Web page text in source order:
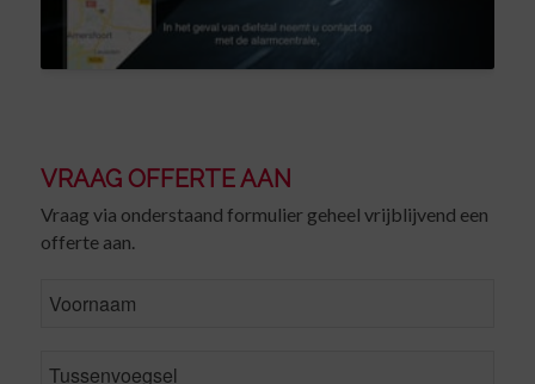
VRAAG OFFERTE AAN
Vraag via onderstaand formulier geheel vrijblijvend een
offerte aan.